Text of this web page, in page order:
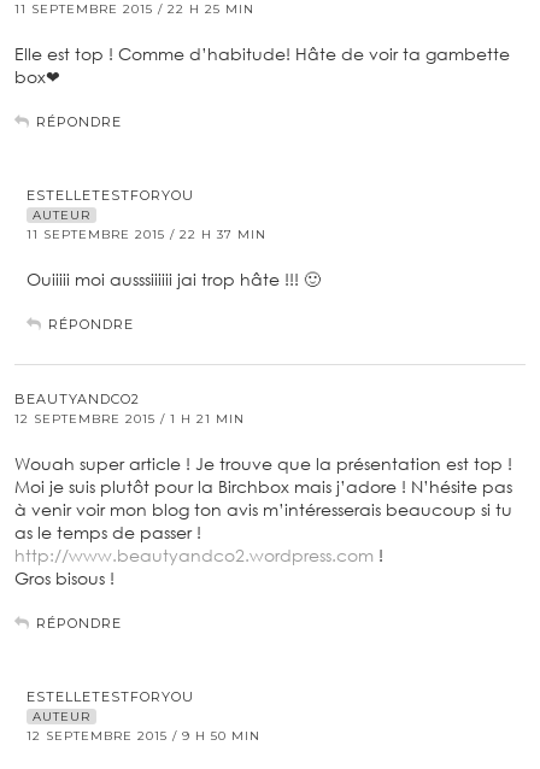
11 SEPTEMBRE 2015 / 22 H 25 MIN
Elle est top ! Comme d’habitude! Hâte de voir ta gambette
box❤
RÉPONDRE
ESTELLETESTFORYOU
AUTEUR
11 SEPTEMBRE 2015 / 22 H 37 MIN
Ouiiiii moi ausssiiiiii jai trop hâte !!! 🙂
RÉPONDRE
BEAUTYANDCO2
12 SEPTEMBRE 2015 / 1 H 21 MIN
Wouah super article ! Je trouve que la présentation est top !
Moi je suis plutôt pour la Birchbox mais j’adore ! N’hésite pas
à venir voir mon blog ton avis m’intéresserais beaucoup si tu
as le temps de passer !
http://www.beautyandco2.wordpress.com !
Gros bisous !
RÉPONDRE
ESTELLETESTFORYOU
AUTEUR
12 SEPTEMBRE 2015 / 9 H 50 MIN